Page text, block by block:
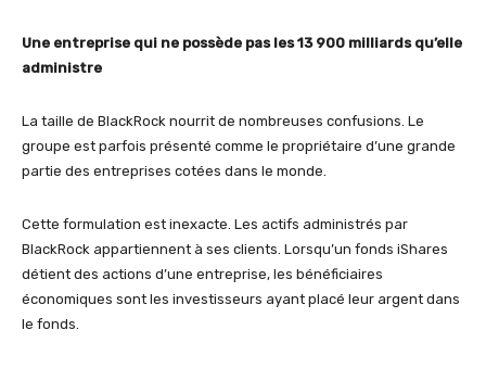
Une entreprise qui ne possède pas les 13 900 milliards qu’elle
administre
La taille de BlackRock nourrit de nombreuses confusions. Le
groupe est parfois présenté comme le propriétaire d’une grande
partie des entreprises cotées dans le monde.
Cette formulation est inexacte. Les actifs administrés par
BlackRock appartiennent à ses clients. Lorsqu’un fonds iShares
détient des actions d’une entreprise, les bénéficiaires
économiques sont les investisseurs ayant placé leur argent dans
le fonds.